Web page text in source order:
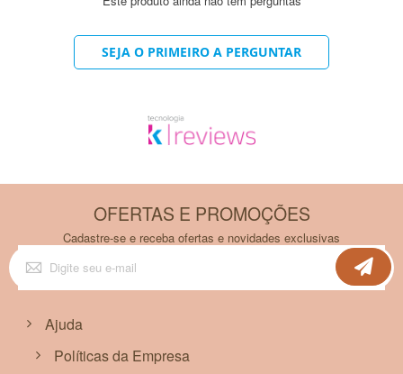
SEJA O PRIMEIRO A PERGUNTAR
OFERTAS E PROMOÇÕES
Cadastre-se e receba ofertas e novidades exclusivas
Inscreva-
se
na
Ajuda
Políticas da Empresa